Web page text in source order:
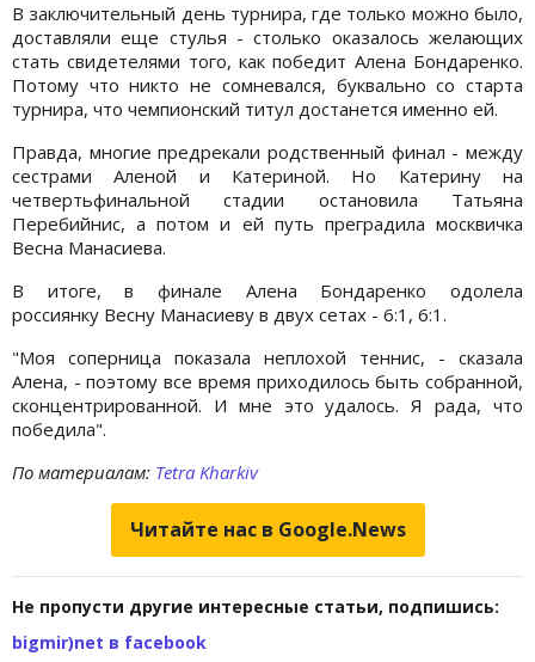
В заключительный день турнира, где только можно было,
доставляли еще стулья - столько оказалось желающих
стать свидетелями того, как победит Алена Бондаренко.
Потому что никто не сомневался, буквально со старта
турнира, что чемпионский титул достанется именно ей.
Правда, многие предрекали родственный финал - между
сестрами Аленой и Катериной. Но Катерину на
четвертьфинальной стадии остановила Татьяна
Перебийнис, а потом и ей путь преградила москвичка
Весна Манасиева.
В итоге, в финале Алена Бондаренко одолела
россиянку Весну Манасиеву в двух сетах - 6:1, 6:1.
"Моя соперница показала неплохой теннис, - сказала
Алена, - поэтому все время приходилось быть собранной,
сконцентрированной. И мне это удалось. Я рада, что
победила".
По материалам: Tetra Kharkiv
Читайте нас в Google.News
Не пропусти другие интересные статьи, подпишись:
bigmir)net в facebook